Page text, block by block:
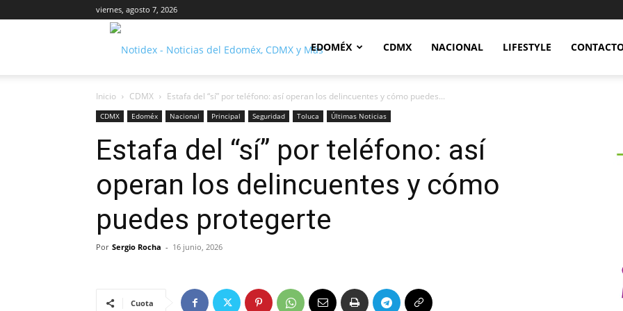
viernes, agosto 7, 2026
Notidex
EDOMÉX CDMX NACIONAL LIFESTYLE
Inicio CDMX Estafa del “sí” por teléfono: así operan los delincuentes y cómo puedes...
CDMX Edoméx Nacional Principal Seguridad Toluca Últimas Noticias
Estafa del “sí” por teléfono: así
operan los delincuentes y cómo
puedes protegerte
Por Sergio Rocha - 16 junio, 2026
Cuota